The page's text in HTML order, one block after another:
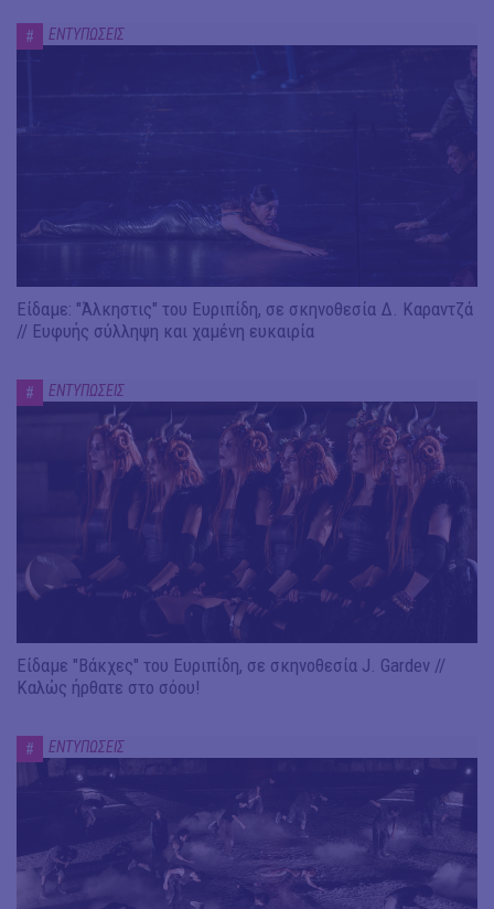
# ΕΝΤΥΠΩΣΕΙΣ
Είδαμε: "Άλκηστις" του Ευριπίδη, σε σκηνοθεσία Δ. Καραντζά
// Ευφυής σύλληψη και χαμένη ευκαιρία
# ΕΝΤΥΠΩΣΕΙΣ
Είδαμε "Βάκχες" του Ευριπίδη, σε σκηνοθεσία J. Gardev //
Καλώς ήρθατε στο σόου!
# ΕΝΤΥΠΩΣΕΙΣ